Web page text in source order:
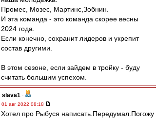
Промес, Мозес, Мартинс,Зобнин.
И эта команда - это команда скорее весны
2024 года.
Если конечно, сохранит лидеров и укрепит
состав другими.
В этом сезоне, если зайдем в тройку - буду
считать большим успехом.
slava1 -
01 авг 2022 08:18
Хотел про Рыбуся написать.Передумал.Погожу